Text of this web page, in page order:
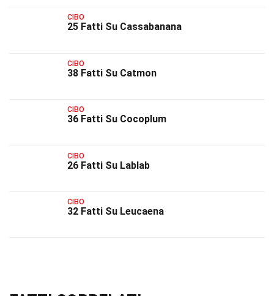
CIBO
25 Fatti Su Cassabanana
CIBO
38 Fatti Su Catmon
CIBO
36 Fatti Su Cocoplum
CIBO
26 Fatti Su Lablab
CIBO
32 Fatti Su Leucaena